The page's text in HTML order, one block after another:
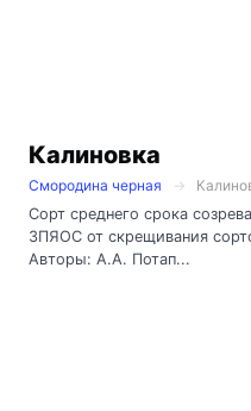
Калиновка
Смородина черная
Сорт среднего срока
ЗПЯОС от скрещивания
Авторы: А.А. Потап...